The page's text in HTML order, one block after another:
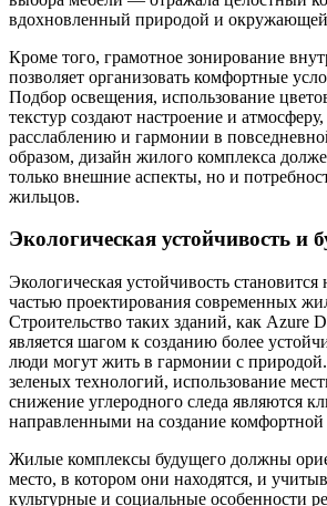
вдохновленный природой и окружающей
Кроме того, грамотное зонирование
позволяет организовать комфортные
Подбор освещения, использование
текстур создают настроение и
расслаблению и гармонии в
образом, дизайн жилого комплекса
только внешние аспекты, но и
жильцов.
Экологическая устойчивость и
Экологическая устойчивость становится
частью проектирования современных
Строительство таких зданий, как Azure
является шагом к созданию более
люди могут жить в гармонии с
зеленых технологий, использование
снижение углеродного следа являются
направленными на создание комфортной
Жилые комплексы будущего должны
место, в котором они находятся, и
культурные и социальные особенности